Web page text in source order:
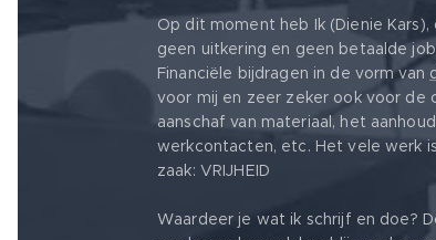
Op dit moment heb Ik (Dienie
geen uitkering en geen betaalde
Financiële bijdragen in de vorm van
voor mij en zeer zeker ook voor de
aanschaf van materiaal, het
werkcontacten, etc. Het vele werk
zaak: VRIJHEID ❤️
Waardeer je wat ik schrijf en doe?